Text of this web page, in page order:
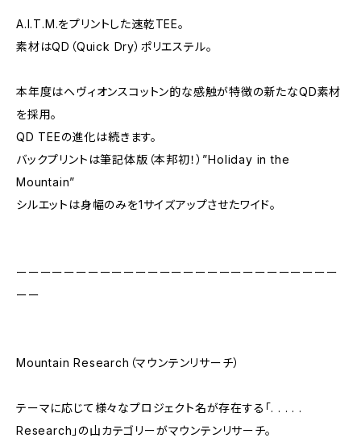
A.I.T.M.をプリントした速乾TEE。
素材はQD（Quick Dry）ポリエステル。
本年度はヘヴィオンスコットン的な感触が特徴の新たなQD素材
を採用。
QD TEEの進化は続きます。
バックプリントは筆記体版（本邦初！）”Holiday in the
Mountain”
シルエットは身幅のみを1サイズアップさせたワイド。
ーーーーーーーーーーーーーーーーーーーーーーーーーーー
ーー
Mountain Research（マウンテンリサーチ）
テーマに応じて様々なプロジェクト名が存在する「. . . . .
Research」の山カテゴリーがマウンテンリサーチ。